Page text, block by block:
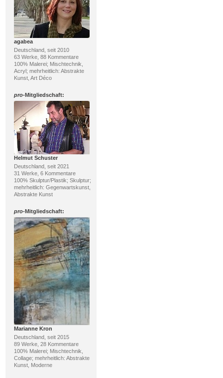
agabea
Deutschland, seit 2010
63 Werke, 88 Kommentare
100% Malerei; Mischtechnik,
Acryl; mehrheitlich: Abstrakte
Kunst, Art Déco
pro-Mitgliedschaft:
Helmut Schuster
Deutschland, seit 2021
31 Werke, 6 Kommentare
100% Skulptur/Plastik; Skulptur;
mehrheitlich: Gegenwartskunst,
Abstrakte Kunst
pro-Mitgliedschaft:
Marianne Kron
Deutschland, seit 2015
89 Werke, 28 Kommentare
100% Malerei; Mischtechnik,
Collage; mehrheitlich: Abstrakte
Kunst, Moderne